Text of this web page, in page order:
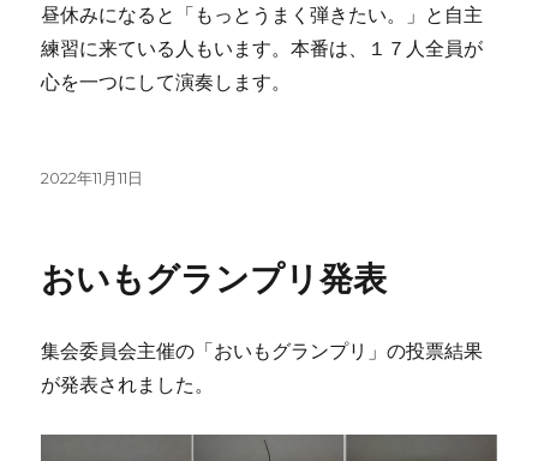
昼休みになると「もっとうまく弾きたい。」と自主
練習に来ている人もいます。本番は、１７人全員が
心を一つにして演奏します。
投
2022年11月11日
おいもグランプリ発表
集会委員会主催の「おいもグランプリ」の投票結果
が発表されました。